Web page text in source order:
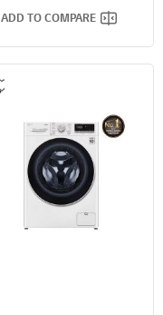
مكثف تلقائي التنظيفADD TO COMPARE